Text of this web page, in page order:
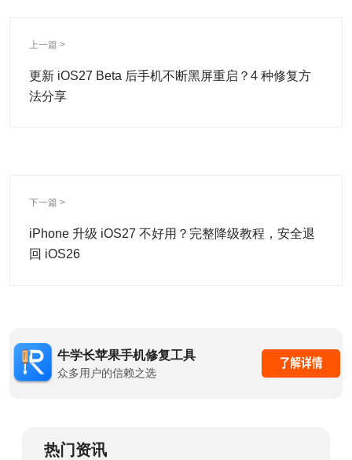
上一篇 >
更新 iOS27 Beta 后手机不断黑屏重启？4 种修复方
法分享
下一篇 >
iPhone 升级 iOS27 不好用？完整降级教程，安全退
回 iOS26
牛学长苹果手机修复工具
众多用户的信赖之选
热门资讯